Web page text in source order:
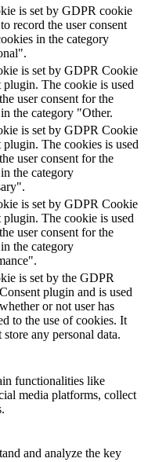
is set by GDPR cookie
record the user consent
in the category
is set by GDPR Cookie
plugin. The cookie is used
user consent for the
the category "Other.
is set by GDPR Cookie
plugin. The cookies is used
user consent for the
the category
is set by GDPR Cookie
plugin. The cookie is used
user consent for the
the category
is set by the GDPR
plugin and is used
or not user has
to the use of cookies. It
store any personal data.
functionalities like
media platforms, collect
and analyze the key